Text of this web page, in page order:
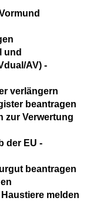
und
AV) -
verlängern
beantragen
zur Verwertung
der EU -
beantragen
melden